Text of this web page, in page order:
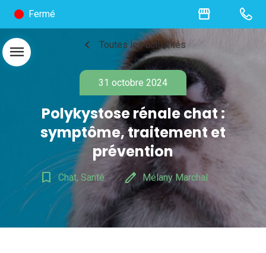
Fermé storefront
menu chevron_left Toutes les actualités
31 octobre 2024
Polykystose rénale chat :
symptôme, traitement et
prévention
bookmark_border Chat, Santé edit Mélany Marchal